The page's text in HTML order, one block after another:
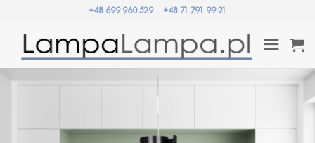
zawartości
+48 699 960 529 +48 71 791 99 21